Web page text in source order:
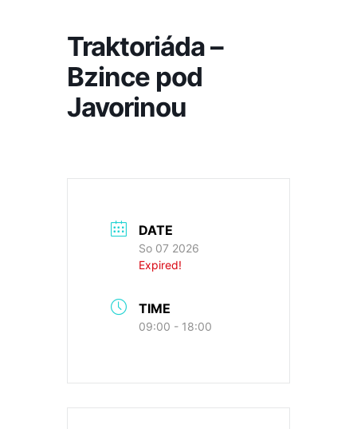
Traktoriáda –
Bzince pod
Javorinou
DATE
So 07 2026
Expired!
TIME
09:00 - 18:00